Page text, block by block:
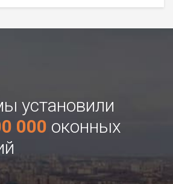
установили
000 оконных